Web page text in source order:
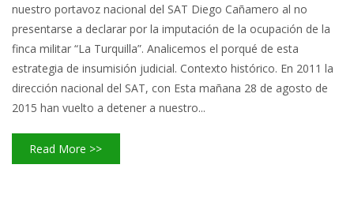
nuestro portavoz nacional del SAT Diego Cañamero al no
presentarse a declarar por la imputación de la ocupación de la
finca militar “La Turquilla”. Analicemos el porqué de esta
estrategia de insumisión judicial. Contexto histórico. En 2011 la
dirección nacional del SAT, con Esta mañana 28 de agosto de
2015 han vuelto a detener a nuestro...
Read More >>